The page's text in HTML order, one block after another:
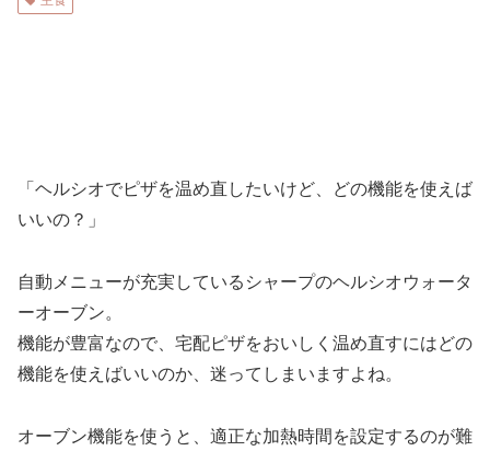
「ヘルシオでピザを温め直したいけど、どの機能を使えば
いいの？」
自動メニューが充実しているシャープのヘルシオウォータ
ーオーブン。
機能が豊富なので、宅配ピザをおいしく温め直すにはどの
機能を使えばいいのか、迷ってしまいますよね。
オーブン機能を使うと、適正な加熱時間を設定するのが難